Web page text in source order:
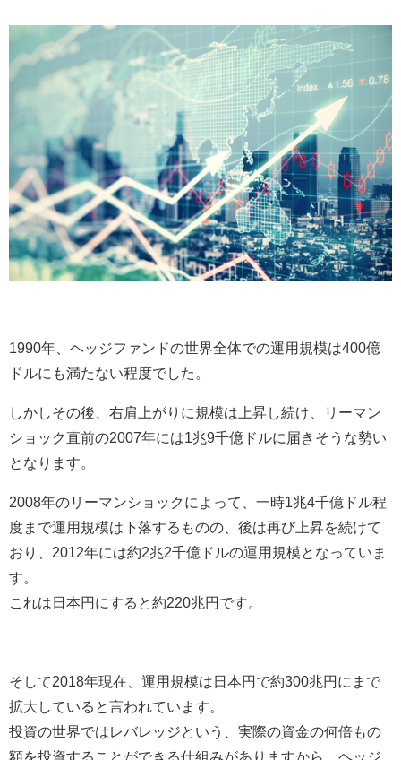
1990年、ヘッジファンドの世界全体での運用規模は400億
ドルにも満たない程度でした。
しかしその後、右肩上がりに規模は上昇し続け、リーマン
ショック直前の2007年には1兆9千億ドルに届きそうな勢い
となります。
2008年のリーマンショックによって、一時1兆4千億ドル程
度まで運用規模は下落するものの、後は再び上昇を続けて
おり、2012年には約2兆2千億ドルの運用規模となっていま
す。
これは日本円にすると約220兆円です。
そして2018年現在、運用規模は日本円で約300兆円にまで
拡大していると言われています。
投資の世界ではレバレッジという、実際の資金の何倍もの
額を投資することができる仕組みがありますから、ヘッジ